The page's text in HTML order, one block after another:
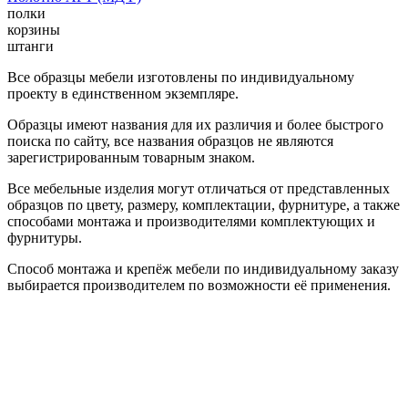
полки
корзины
штанги
Все образцы мебели изготовлены по индивидуальному
проекту в единственном экземпляре.
Образцы имеют названия для их различия и более быстрого
поиска по сайту, все названия образцов не являются
зарегистрированным товарным знаком.
Все мебельные изделия могут отличаться от представленных
образцов по цвету, размеру, комплектации, фурнитуре, а также
способами монтажа и производителями комплектующих и
фурнитуры.
Способ монтажа и крепёж мебели по индивидуальному заказу
выбирается производителем по возможности её применения.